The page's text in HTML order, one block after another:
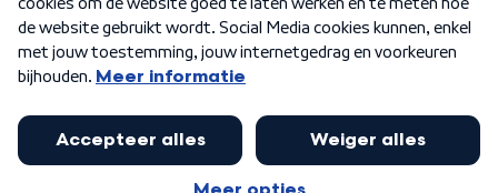
Algemene voorwaarden